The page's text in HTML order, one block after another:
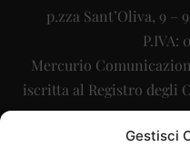
Gestisci
p.zza Sant’Oliva, 9 –
P.IVA:
Mercurio
iscritta al Registro degli